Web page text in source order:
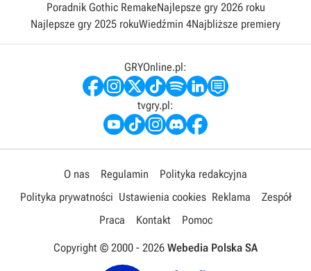
Poradnik Gothic RemakeNajlepsze gry 2026 roku
Najlepsze gry 2025 rokuWiedźmin 4Najbliższe premiery
GRYOnline.pl:
tvgry.pl:
O nas Regulamin
Polityka redakcyjna
Polityka prywatności Ustawienia cookies Reklama
Zespół
Praca
Kontakt Pomoc
Copyright © 2000 - 2026 Webedia Polska SA